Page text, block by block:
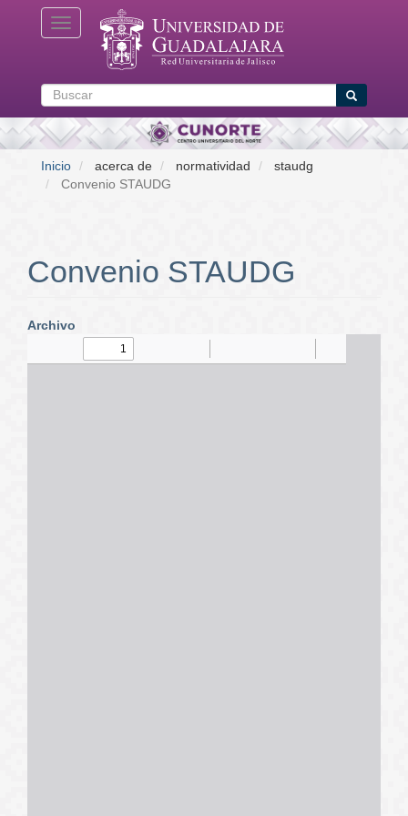
Toggle navigation
Buscar Buscar
Inicio acerca de normatividad
staudg
Convenio STAUDG
Convenio STAUDG
Archivo